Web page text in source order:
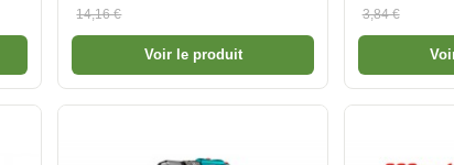
14,16 €
Voir le produit
3,84 €